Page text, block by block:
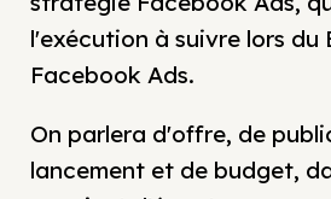
l'exécution à suivre lors du
Facebook Ads.
On parlera d'offre, de
lancement et de budget,